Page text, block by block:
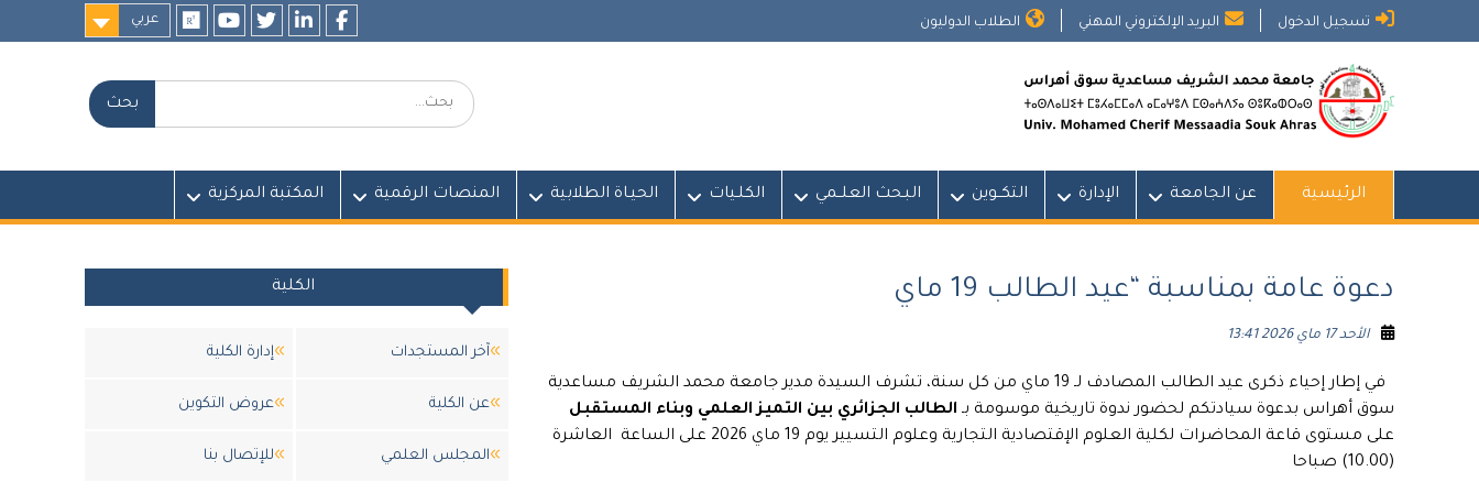
تسجيل الدخول البريد الإلكتروني المهني الطلاب الدوليون
عربي
بحث:
الرئيسية عن الجامعة الإدارة التكــوين البـحث العلــمي الكلـيات الحيـاة الطلابية المنصات الرقمية المكتبة المركزية
دعوة عامة بمناسبة “عيد الطالب 19 ماي
الأحد 17 ماي 2026 13:41
في إطار إحياء ذكرى عيد الطالب المصادف لـ 19 ماي من كل سنة، تشرف السيدة مدير جامعة محمد الشريف مساعدية
سوق أهراس بدعوة سيادتكم لحضور ندوة تاريخية موسومة بـ الطالب الجزائري بين التميز العلمي وبناء المستقبل
على مستوى قاعة المحاضرات لكلية العلوم الإقتصادية التجارية وعلوم التسيير يوم 19 ماي 2026 على الساعة العاشرة
(10.00) صباحا
الكلية
آخر المستجدات إدارة الكلية
عن الكلية عروض التكوين
المجلس العلمي للإتصال بنا